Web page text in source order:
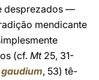
desprezados —
mendicante
(cf. Mt25, 31-
, 53) tê-